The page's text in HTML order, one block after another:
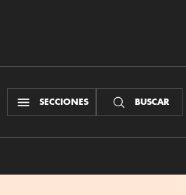
SECCIONES BUSCAR